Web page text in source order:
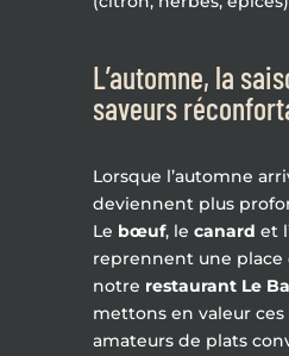
L’automne, la
saveurs
Lorsque l’automne
deviennent plus
Le bœuf, lecanard et
reprennent une place
notre restaurant Le
mettons en valeur ces
amateurs de plats